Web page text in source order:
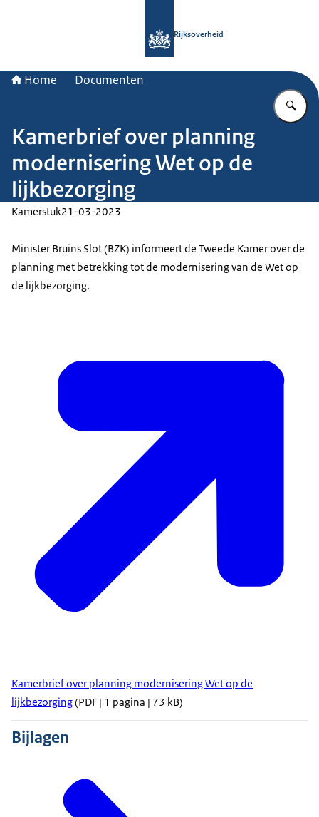
Rijksoverheid
Home Documenten
Kamerbrief over planning
modernisering Wet op de
lijkbezorging
Kamerstuk21-03-2023
Minister Bruins Slot (BZK) informeert de Tweede Kamer over de
planning met betrekking tot de modernisering van de Wet op
de lijkbezorging.
Kamerbrief over planning modernisering Wet op de
lijkbezorging(PDF | 1 pagina | 73 kB)
Bijlagen